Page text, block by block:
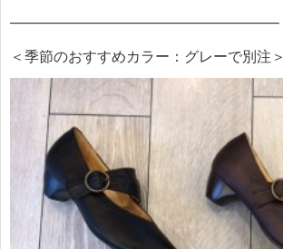
——————————————————–
＜季節のおすすめカラー：グレーで別注＞